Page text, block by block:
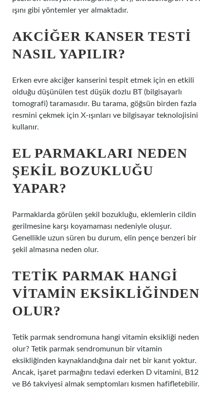
ışını gibi yöntemler yer almaktadır.
AKCIĞER KANSER TESTI
NASIL YAPILIR?
Erken evre akciğer kanserini tespit etmek için en etkili
olduğu düşünülen test düşük dozlu BT (bilgisayarlı
tomografi) taramasıdır. Bu tarama, göğsün birden fazla
resmini çekmek için X-ışınları ve bilgisayar teknolojisini
kullanır.
EL PARMAKLARI NEDEN
ŞEKIL BOZUKLUĞU
YAPAR?
Parmaklarda görülen şekil bozukluğu, eklemlerin cildin
gerilmesine karşı koyamaması nedeniyle oluşur.
Genellikle uzun süren bu durum, elin pençe benzeri bir
şekil almasına neden olur.
TETIK PARMAK HANGI
VITAMIN EKSIKLIĞINDEN
OLUR?
Tetik parmak sendromuna hangi vitamin eksikliği neden
olur? Tetik parmak sendromunun bir vitamin
eksikliğinden kaynaklandığına dair net bir kanıt yoktur.
Ancak, işaret parmağını tedavi ederken D vitamini, B12
ve B6 takviyesi almak semptomları kısmen hafifletebilir.